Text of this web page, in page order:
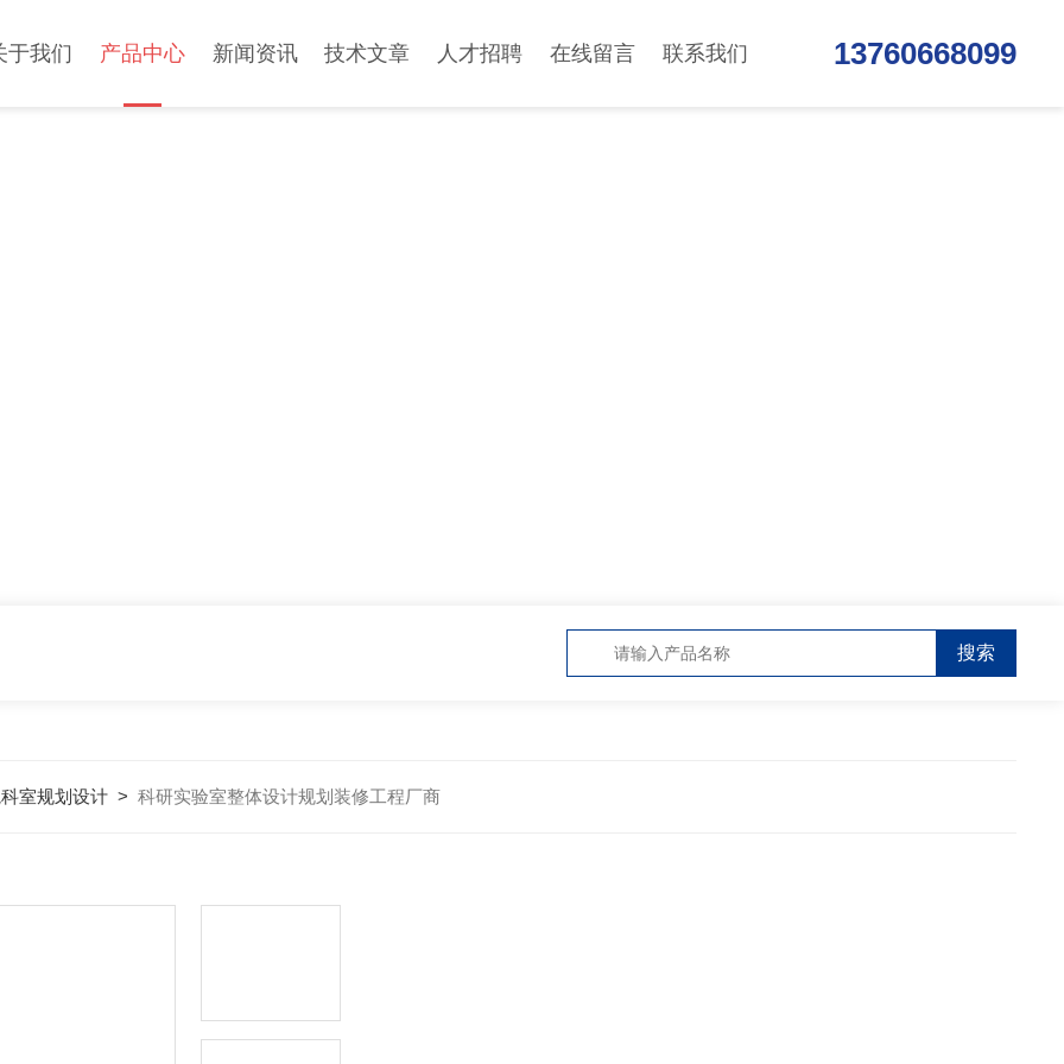
于我们 产品中心 新闻资讯 技术文章 人才招聘 在线留言 联系我们 13760668099
室规划设计 >科研实验室整体设计规划装修工程厂商